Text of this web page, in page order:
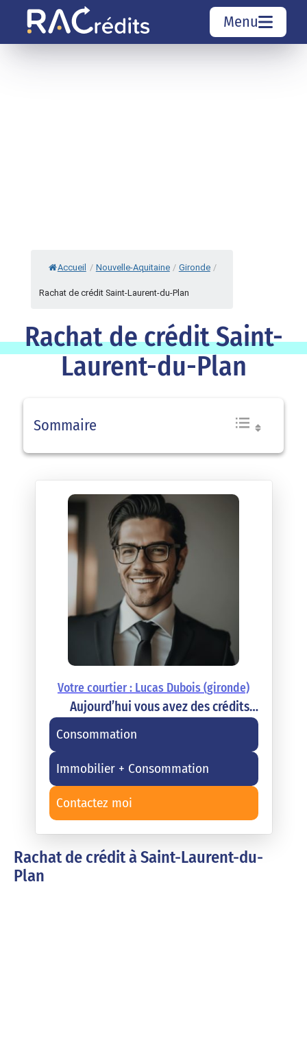
Menu
Accueil / Nouvelle-Aquitaine / Gironde /
Rachat de crédit Saint-Laurent-du-Plan
Rachat de crédit Saint-
Laurent-du-Plan
Sommaire
Votre courtier : Lucas Dubois (gironde)
Aujourd’hui vous avez des crédits…
Consommation
Immobilier + Consommation
Contactez moi
Rachat de crédit à Saint-Laurent-du-
Plan